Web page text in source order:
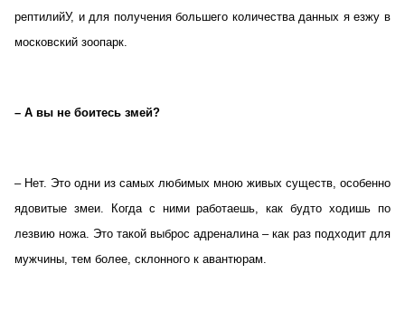
рептилийУ, и для получения большего количества данных я езжу в
московский зоопарк.
– А вы не боитесь змей?
– Нет. Это одни из самых любимых мною живых существ, особенно
ядовитые змеи. Когда с ними работаешь, как будто ходишь по
лезвию ножа. Это такой выброс адреналина – как раз подходит для
мужчины, тем более, склонного к авантюрам.